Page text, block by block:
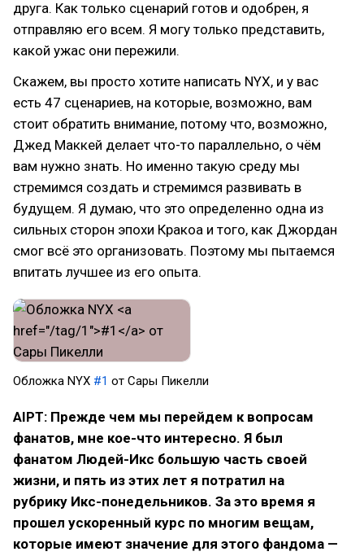
друга. Как только сценарий готов и одобрен, я
отправляю его всем. Я могу только представить,
какой ужас они пережили.
Скажем, вы просто хотите написать NYX, и у вас
есть 47 сценариев, на которые, возможно, вам
стоит обратить внимание, потому что, возможно,
Джед Маккей делает что-то параллельно, о чём
вам нужно знать. Но именно такую среду мы
стремимся создать и стремимся развивать в
будущем. Я думаю, что это определенно одна из
сильных сторон эпохи Кракоа и того, как Джордан
смог всё это организовать. Поэтому мы пытаемся
впитать лучшее из его опыта.
Обложка NYX #1 от Сары Пикелли
AIPT: Прежде чем мы перейдем к вопросам
фанатов, мне кое-что интересно. Я был
фанатом Людей-Икс большую часть своей
жизни, и пять из этих лет я потратил на
рубрику Икс-понедельников. За это время я
прошел ускоренный курс по многим вещам,
которые имеют значение для этого фандома —